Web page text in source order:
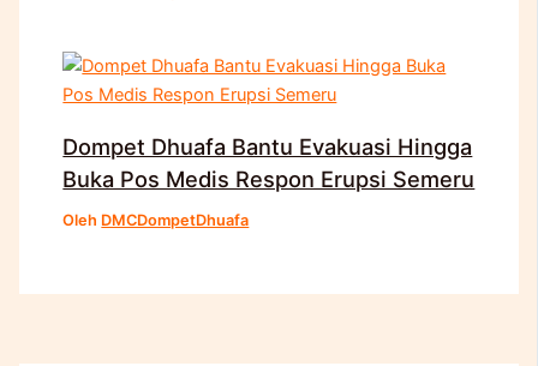
Dompet Dhuafa Bantu Evakuasi Hingga
Buka Pos Medis Respon Erupsi Semeru
Oleh DMCDompetDhuafa